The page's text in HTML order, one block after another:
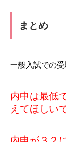
まとめ
一般入試での受
内申は最低
えてほしい